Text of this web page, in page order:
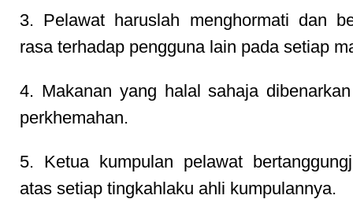
3. Pelawat haruslah menghormati dan
rasa terhadap pengguna lain pada setiap
4. Makanan yang halal sahaja
perkhemahan.
5. Ketua kumpulan pelawat
atas setiap tingkahlaku ahli kumpulannya.